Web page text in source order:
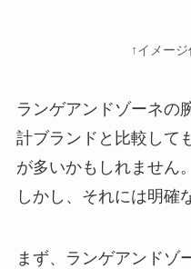
↑イメー
ランゲアンドゾーネの
計ブランドと比較して
が多いかもしれません。
しかし、それには明確
まず、ランゲアンドゾ